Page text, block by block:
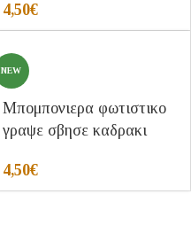
4,50€
NEW
Μπομπονιερα φωτιστικο
γραψε σβησε καδρακι
4,50€